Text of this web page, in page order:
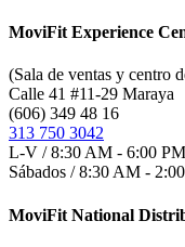
MoviFit Experience
(Sala de ventas y centro
Calle 41 #11-29 Maraya
(606) 349 48 16
313 750 3042
L-V / 8:30 AM - 6:00 PM
Sábados / 8:30 AM -
MoviFit National